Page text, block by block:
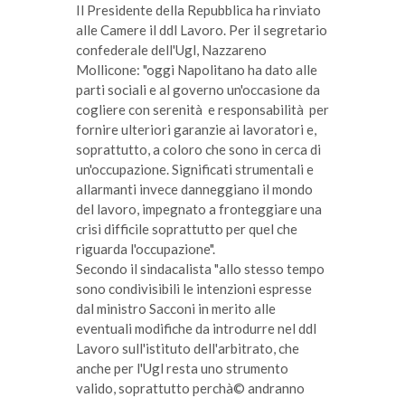
Il Presidente della Repubblica ha rinviato
alle Camere il ddl Lavoro. Per il segretario
confederale dell'Ugl, Nazzareno
Mollicone: "oggi Napolitano ha dato alle
parti sociali e al governo un'occasione da
cogliere con serenità e responsabilità per
fornire ulteriori garanzie ai lavoratori e,
soprattutto, a coloro che sono in cerca di
un'occupazione. Significati strumentali e
allarmanti invece danneggiano il mondo
del lavoro, impegnato a fronteggiare una
crisi difficile soprattutto per quel che
riguarda l'occupazione".
Secondo il sindacalista "allo stesso tempo
sono condivisibili le intenzioni espresse
dal ministro Sacconi in merito alle
eventuali modifiche da introdurre nel ddl
Lavoro sull'istituto dell'arbitrato, che
anche per l'Ugl resta uno strumento
valido, soprattutto perchà© andranno